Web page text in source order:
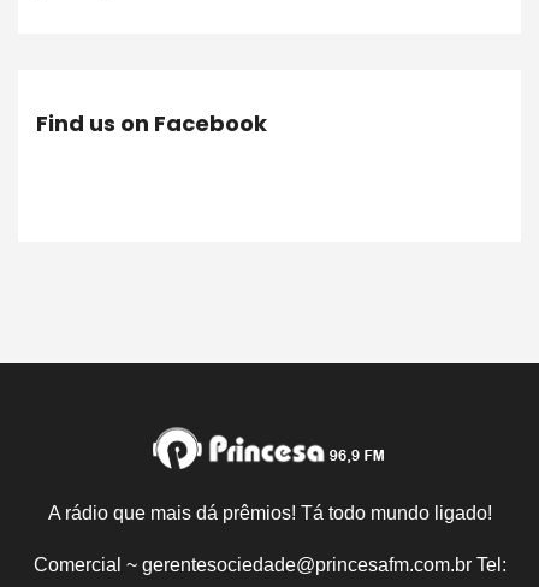
Find us on Facebook
A rádio que mais dá prêmios! Tá todo mundo ligado!
Comercial ~ gerentesociedade@princesafm.com.br Tel: